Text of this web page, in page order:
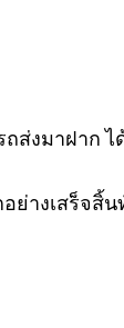
ส่งมาฝาก
างเสร็จสิ้น